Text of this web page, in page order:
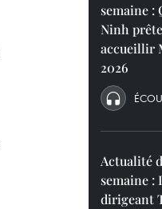
semaine :
Ninh
accueillir
2026
Actualité
semaine :
dirigeant